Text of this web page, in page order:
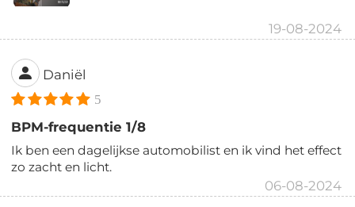
19-08-2024
Daniël
5
BPM-frequentie 1/8
Ik ben een dagelijkse automobilist en ik vind het effect
zo zacht en licht.
06-08-2024